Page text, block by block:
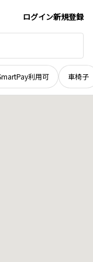
ログイン新規登録
利用可 車椅子